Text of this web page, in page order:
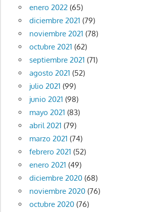
enero 2022(65)
diciembre 2021 (79)
noviembre 2021 (78)
octubre 2021 (62)
septiembre 2021 (71)
agosto 2021 (52)
julio 2021 (99)
junio 2021 (98)
mayo 2021 (83)
abril 2021 (79)
marzo 2021 (74)
febrero 2021 (52)
enero 2021 (49)
diciembre 2020(68)
noviembre 2020(76)
octubre 2020(76)